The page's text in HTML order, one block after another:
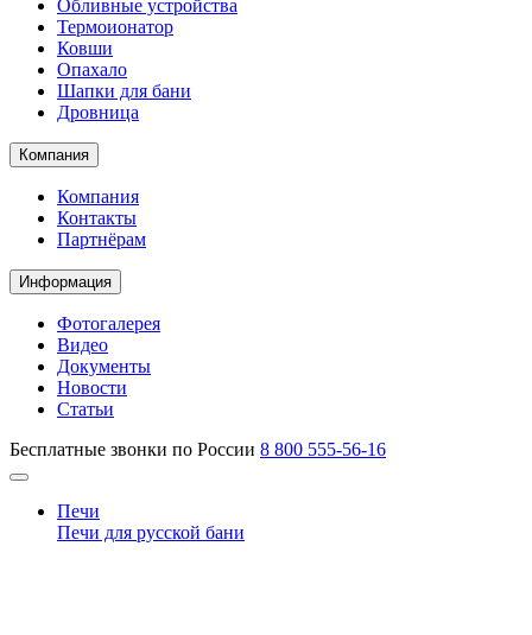
Обливные устройства
Термоионатор
Ковши
Опахало
Шапки для бани
Дровница
Компания
Компания
Контакты
Партнёрам
Информация
Фотогалерея
Видео
Документы
Новости
Статьи
Бесплатные звонки по России 8 800 555-56-16
Печи
Печи для русской бани